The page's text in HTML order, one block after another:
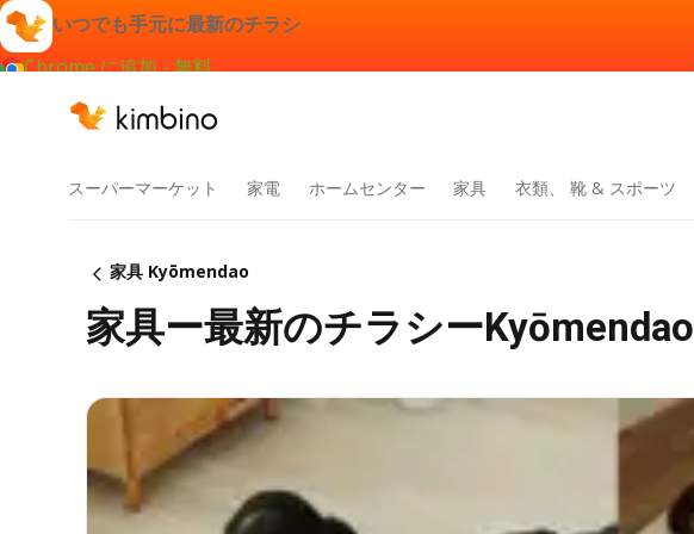
いつでも手元に最新のチラシ
Chrome に追加 - 無料
スーパーマーケット 家電 ホームセンター 家具 衣類、 靴 & スポーツ
家具 Kyōmendao
家具ー最新のチラシーKyōmendao